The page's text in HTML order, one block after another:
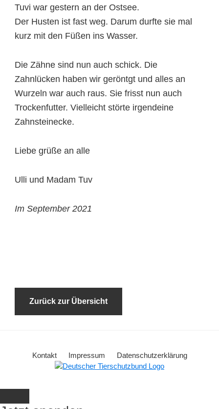
Tuvi war gestern an der Ostsee.
Der Husten ist fast weg. Darum durfte sie mal
kurz mit den Füßen ins Wasser.
Die Zähne sind nun auch schick. Die
Zahnlücken haben wir geröntgt und alles an
Wurzeln war auch raus. Sie frisst nun auch
Trockenfutter. Vielleicht störte irgendeine
Zahnsteinecke.
Liebe grüße an alle
Ulli und Madam Tuv
Im September 2021
Zurück zur Übersicht
Kontakt Impressum Datenschutzerklärung